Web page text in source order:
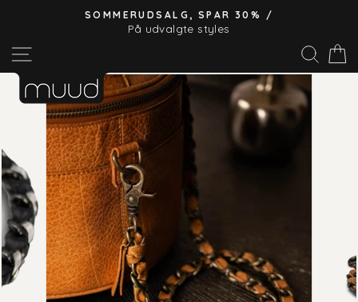
indhold
Pause
SOMMERUDSALG, SPAR 30% /
På udvalgte styles
Søg